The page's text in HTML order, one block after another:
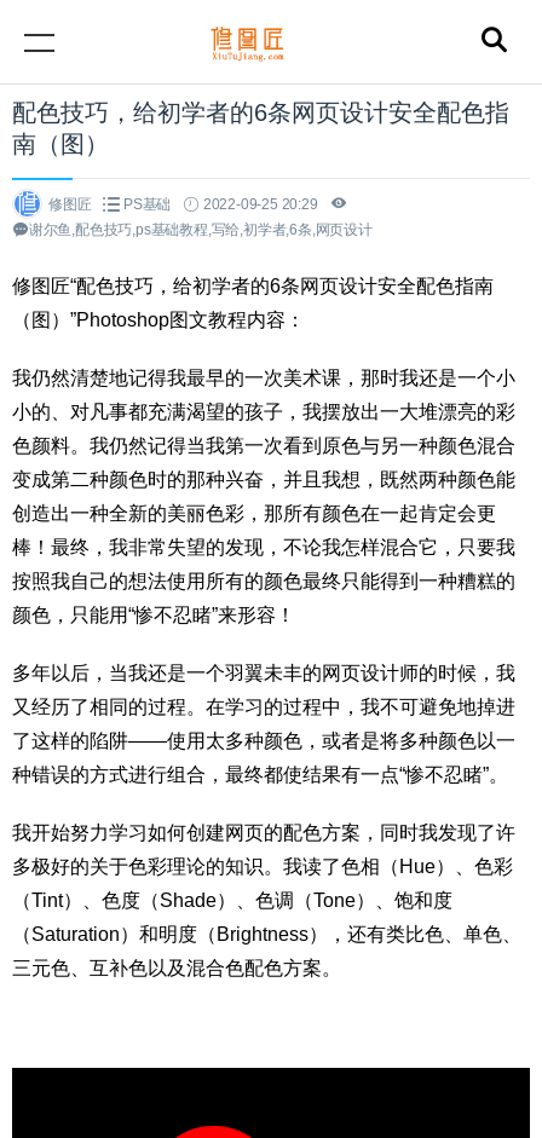
配色技巧，给初学者的6条网页设计安全配色指
南（图）
修图匠 PS基础
2022-09-25 20:29
谢尔鱼,配色技巧,ps基础教程,写给,初学者,6条,网页设计
修图匠“配色技巧，给初学者的6条网页设计安全配色指南
（图）”Photoshop图文教程内容：
我仍然清楚地记得我最早的一次美术课，那时我还是一个小
小的、对凡事都充满渴望的孩子，我摆放出一大堆漂亮的彩
色颜料。我仍然记得当我第一次看到原色与另一种颜色混合
变成第二种颜色时的那种兴奋，并且我想，既然两种颜色能
创造出一种全新的美丽色彩，那所有颜色在一起肯定会更
棒！最终，我非常失望的发现，不论我怎样混合它，只要我
按照我自己的想法使用所有的颜色最终只能得到一种糟糕的
颜色，只能用“惨不忍睹”来形容！
多年以后，当我还是一个羽翼未丰的网页设计师的时候，我
又经历了相同的过程。在学习的过程中，我不可避免地掉进
了这样的陷阱——使用太多种颜色，或者是将多种颜色以一
种错误的方式进行组合，最终都使结果有一点“惨不忍睹”。
我开始努力学习如何创建网页的配色方案，同时我发现了许
多极好的关于色彩理论的知识。我读了色相（Hue）、色彩
（Tint）、色度（Shade）、色调（Tone）、饱和度
（Saturation）和明度（Brightness），还有类比色、单色、
三元色、互补色以及混合色配色方案。